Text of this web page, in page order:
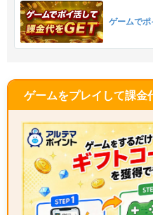
ゲームでポ
ゲームをプレイして課金